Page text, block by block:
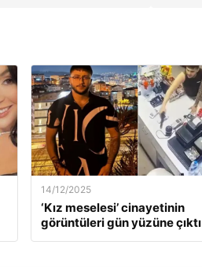
14/12/2025
‘Kız meselesi’ cinayetinin
görüntüleri gün yüzüne çıktı